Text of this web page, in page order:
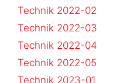
Technik 2022-02
Technik 2022-03
Technik 2022-04
Technik 2022-05
Technik 2023-01